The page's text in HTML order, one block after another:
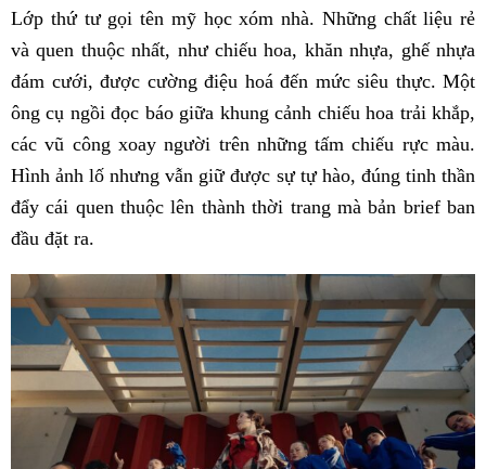
Lớp thứ tư gọi tên mỹ học xóm nhà. Những chất liệu rẻ
và quen thuộc nhất, như chiếu hoa, khăn nhựa, ghế nhựa
đám cưới, được cường điệu hoá đến mức siêu thực. Một
ông cụ ngồi đọc báo giữa khung cảnh chiếu hoa trải khắp,
các vũ công xoay người trên những tấm chiếu rực màu.
Hình ảnh lố nhưng vẫn giữ được sự tự hào, đúng tinh thần
đẩy cái quen thuộc lên thành thời trang mà bản brief ban
đầu đặt ra.